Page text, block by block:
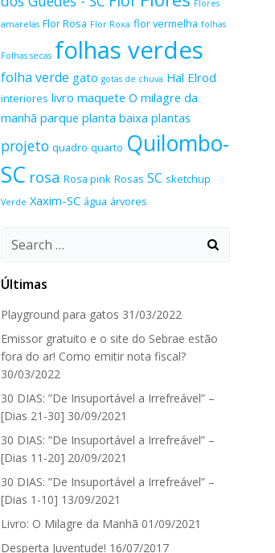
Flores
amarelas Flor Rosa Flor Roxa flor vermelha folhas
Folhas secas folhas verdes
folha verde gato gotas de chuva Hal Elrod
interiores livro maquete O milagre da
manhã parque planta baixa plantas
projeto quadro quarto Quilombo-
SC rosa Rosa pink Rosas SC sketchup
Verde Xaxim-SC água árvores
Search
Últimas
Playground para gatos 31/03/2022
Emissor gratuito e o site do Sebrae estão
fora do ar! Como emitir nota fiscal?
30/03/2022
30 DIAS: ”De Insuportável a Irrefreável” –
[Dias 21-30] 30/09/2021
30 DIAS: ”De Insuportável a Irrefreável” –
[Dias 11-20] 20/09/2021
30 DIAS: ”De Insuportável a Irrefreável” –
[Dias 1-10] 13/09/2021
Livro: O Milagre da Manhã 01/09/2021
Desperta Juventude! 16/07/2017